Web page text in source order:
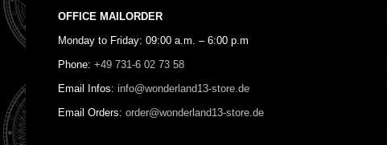
OFFICE MAILORDER
Monday to Friday: 09:00 a.m. – 6:00 p.m
Phone: +49 731-6 02 73 58
Email Infos: info@wonderland13-store.de
Email Orders: order@wonderland13-store.de